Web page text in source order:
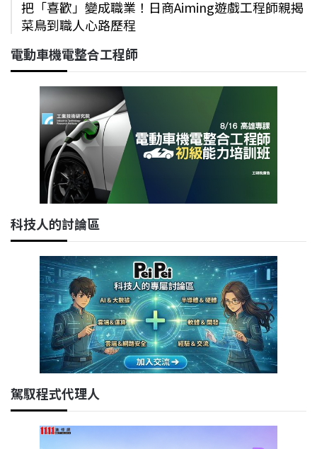
把「喜歡」變成職業！日商Aiming遊戲工程師親揭
菜鳥到職人心路歷程
電動車機電整合工程師
科技人的討論區
駕馭程式代理人